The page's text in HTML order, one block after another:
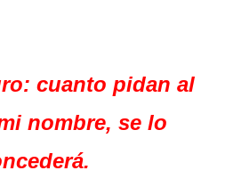
cuanto pidan al
nombre, se lo